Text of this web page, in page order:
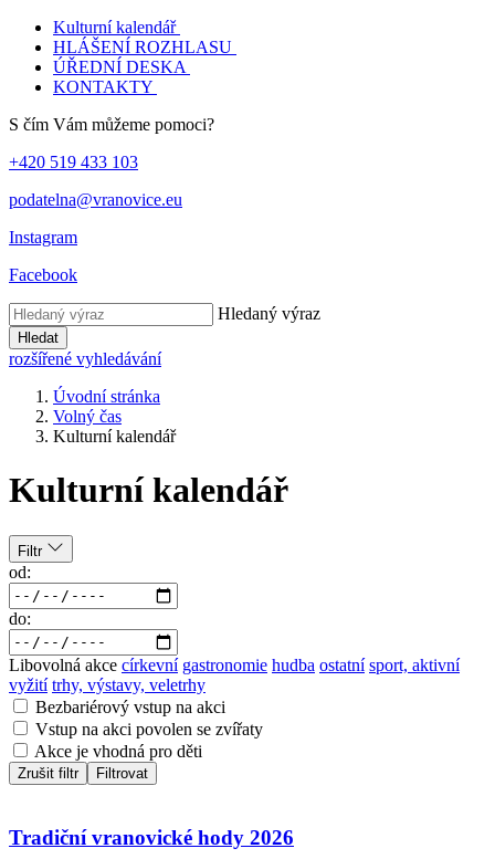
Kulturní kalendář
HLÁŠENÍ ROZHLASU
ÚŘEDNÍ DESKA
KONTAKTY
S čím Vám můžeme pomoci?
+420 519 433 103
podatelna@vranovice.eu
Instagram
Facebook
Hledaný výraz
Hledat
rozšířené vyhledávání
Úvodní stránka
Volný čas
Kulturní kalendář
Kulturní kalendář
Filtr
od:
do:
Libovolná akce církevní gastronomie hudba ostatní sport, aktivní
vyžití trhy, výstavy, veletrhy
Bezbariérový vstup na akci
Vstup na akci povolen se zvířaty
Akce je vhodná pro děti
Zrušit filtr Filtrovat
Tradiční vranovické hody 2026